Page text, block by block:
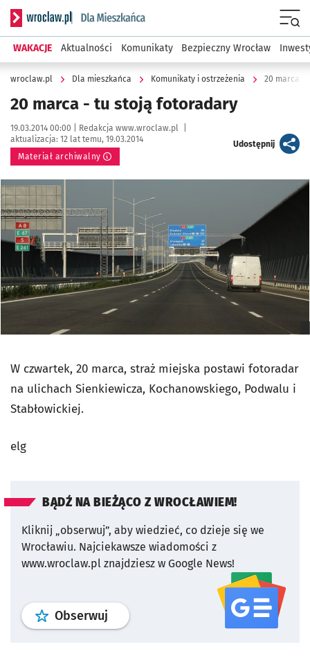
Serwis informacyjny wroclaw.pl podserwis: Dla mieszkańca
WAKACJE Aktualności Komunikaty Bezpieczny Wrocław
wroclaw.pl Dla mieszkańca Komunikaty i ostrzeżenia 20 marca -
20 marca - tu stoją fotoradary
Data publikacji:
19.03.2014 00:00 | Autor:
Redakcja www.wroclaw.pl
aktualizacja: 12 lat temu, 19.03.2014
Materiał archiwalny
Udostępnijartykuł
Kliknij, aby powiększyć
W czwartek, 20 marca, straż miejska postawi fotoradar
na ulichach Sienkiewicza, Kochanowskiego, Podwalu i
Stabłowickiej.
elg
BĄDŹ NA BIEŻĄCO Z WROCŁAWIEM!
Kliknij „obserwuj”, aby wiedzieć, co dzieje się we
Wrocławiu. Najciekawsze wiadomości z
www.wroclaw.pl znajdziesz w Google News!
Obserwuj profil serwisu